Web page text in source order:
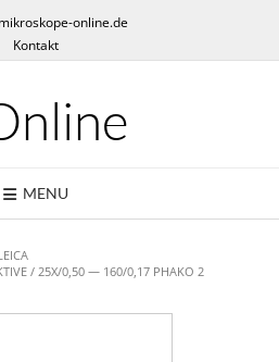
online.de
Kontakt
MENU
/ 25X/0,50 — 160/0,17 PHAKO 2